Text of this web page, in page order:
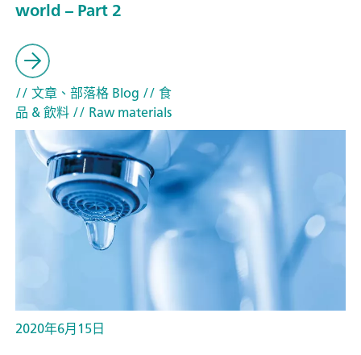
world – Part 2
// 文章、部落格 Blog // 食
品 & 飲料// Raw materials
2020年6月15日